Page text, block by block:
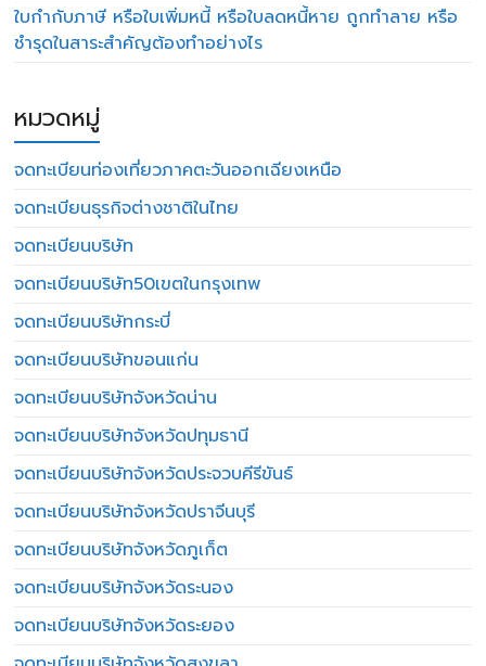
ใบกำกับภาษี หรือใบเพิ่มหนี้ หรือใบลดหนี้หาย ถูกทำลาย หรือ
ชำรุดในสาระสำคัญต้องทำอย่างไร
หมวดหมู่
จดทะเบียนท่องเที่ยวภาคตะวันออกเฉียงเหนือ
จดทะเบียนธุรกิจต่างชาติในไทย
จดทะเบียนบริษัท
จดทะเบียนบริษัท50เขตในกรุงเทพ
จดทะเบียนบริษัทกระบี่
จดทะเบียนบริษัทขอนแก่น
จดทะเบียนบริษัทจังหวัดน่าน
จดทะเบียนบริษัทจังหวัดปทุมธานี
จดทะเบียนบริษัทจังหวัดประจวบคีรีขันธ์
จดทะเบียนบริษัทจังหวัดปราจีนบุรี
จดทะเบียนบริษัทจังหวัดภูเก็ต
จดทะเบียนบริษัทจังหวัดระนอง
จดทะเบียนบริษัทจังหวัดระยอง